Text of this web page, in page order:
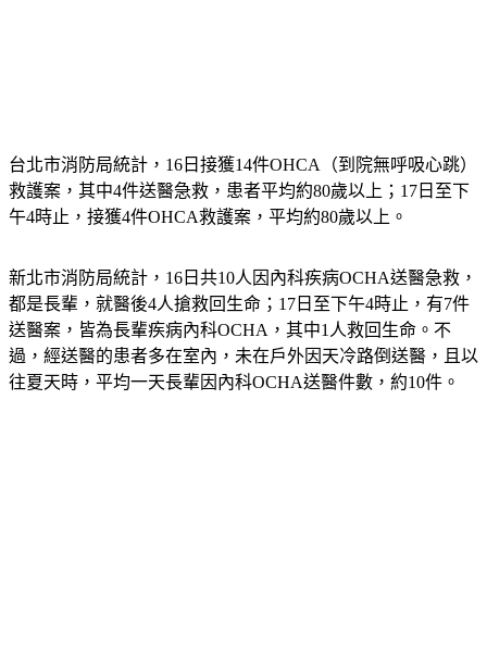
台北市消防局統計，16日接獲14件OHCA（到院無呼吸心跳）
救護案，其中4件送醫急救，患者平均約80歲以上；17日至下
午4時止，接獲4件OHCA救護案，平均約80歲以上。
新北市消防局統計，16日共10人因內科疾病OCHA送醫急救，
都是長輩，就醫後4人搶救回生命；17日至下午4時止，有7件
送醫案，皆為長輩疾病內科OCHA，其中1人救回生命。不
過，經送醫的患者多在室內，未在戶外因天冷路倒送醫，且以
往夏天時，平均一天長輩因內科OCHA送醫件數，約10件。